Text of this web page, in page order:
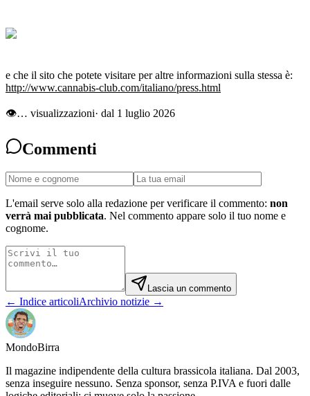
e che il sito che potete visitare per altre informazioni sulla stessa è:
http://www.cannabis-club.com/italiano/press.html
👁… visualizzazioni· dal 1 luglio 2026
Commenti
L'email serve solo alla redazione per verificare il commento: non
verrà mai pubblicata. Nel commento appare solo il tuo nome e
cognome.
Lascia un commento
← Indice articoliArchivio notizie →
MondoBirra
Il magazine indipendente della cultura brassicola italiana. Dal 2003,
senza inseguire nessuno. Senza sponsor, senza P.IVA e fuori dalle